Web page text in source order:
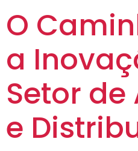
O
a
Setor
e